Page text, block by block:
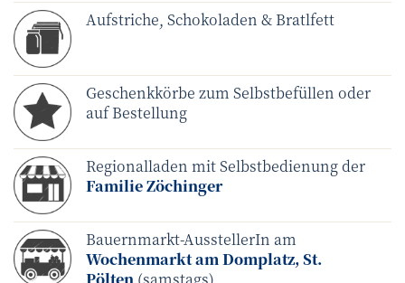
Aufstriche, Schokoladen & Bratlfett
Geschenkkörbe zum Selbstbefüllen oder
auf Bestellung
Regionalladen mit Selbstbedienung der
Familie Zöchinger
Bauernmarkt-AusstellerIn am
Wochenmarkt am Domplatz, St.
Pölten (samstags)